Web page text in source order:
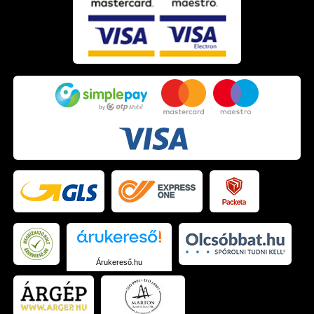
Árukereső.hu